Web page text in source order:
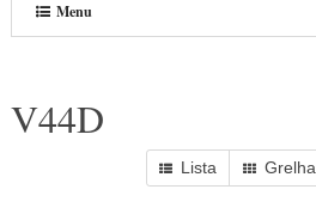
Menu
V44D
Lista Grelha